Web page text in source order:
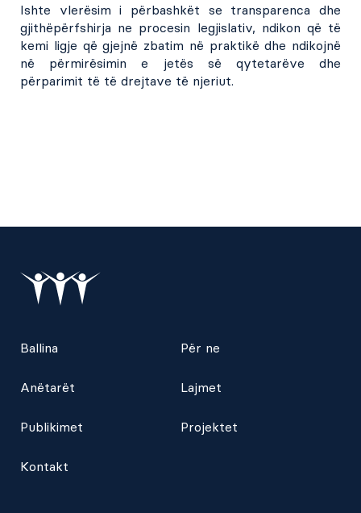
Ishte vlerësim i përbashkët se transparenca dhe
gjithëpërfshirja ne procesin legjislativ, ndikon që të
kemi ligje që gjejnë zbatim në praktikë dhe ndikojnë
në përmirësimin e jetës së qytetarëve dhe
përparimit të të drejtave të njeriut.
Ballina Për ne
Anëtarët Lajmet
Publikimet Projektet
Kontakt